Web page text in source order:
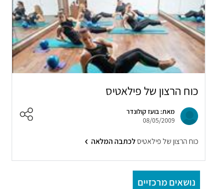
כוח הרצון של פילאטיס
מאת: בועז קולונדר
08/05/2009
כוח הרצון של פילאטיסלכתבה המלאה
נושאים מרכזיים